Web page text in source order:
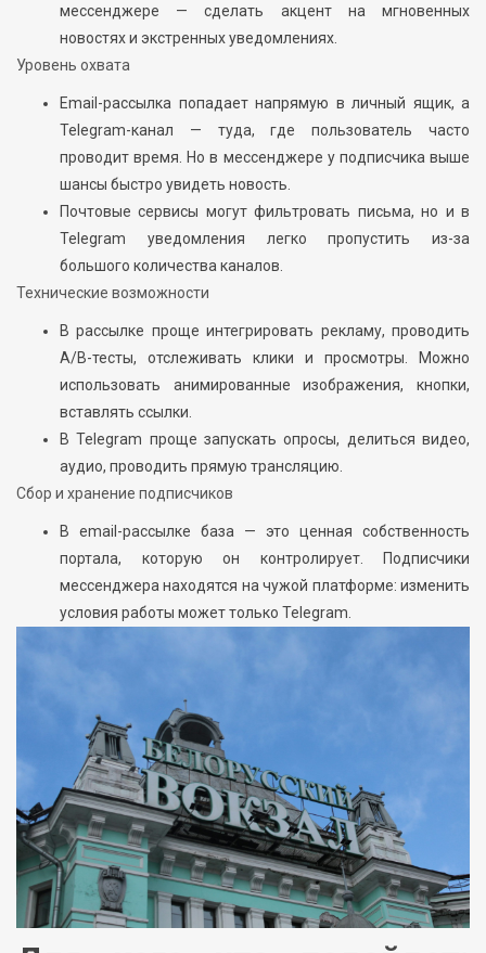
мессенджере — сделать акцент на мгновенных
новостях и экстренных уведомлениях.
Уровень охвата
Email-рассылка попадает напрямую в личный ящик, а
Telegram-канал — туда, где пользователь часто
проводит время. Но в мессенджере у подписчика выше
шансы быстро увидеть новость.
Почтовые сервисы могут фильтровать письма, но и в
Telegram уведомления легко пропустить из-за
большого количества каналов.
Технические возможности
В рассылке проще интегрировать рекламу, проводить
A/B-тесты, отслеживать клики и просмотры. Можно
использовать анимированные изображения, кнопки,
вставлять ссылки.
В Telegram проще запускать опросы, делиться видео,
аудио, проводить прямую трансляцию.
Сбор и хранение подписчиков
В email-рассылке база — это ценная собственность
портала, которую он контролирует. Подписчики
мессенджера находятся на чужой платформе: изменить
условия работы может только Telegram.